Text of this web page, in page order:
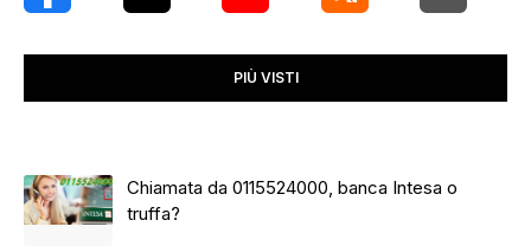
PIÙ VISTI
Chiamata da 0115524000, banca Intesa o
truffa?